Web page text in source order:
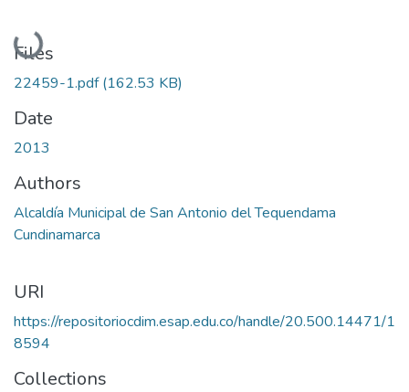
Loading...
Files
22459-1.pdf(162.53 KB)
Date
2013
Authors
Alcaldía Municipal de San Antonio del Tequendama
Cundinamarca
URI
https://repositoriocdim.esap.edu.co/handle/20.500.14471/1
8594
Collections